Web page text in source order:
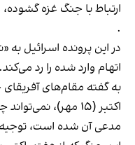
ارتباط با جنگ غزه گشوده، روز
.
در این پرونده اسرائیل
اتهام وارد شده را رد می‌کند.
به گفته مقام‌های
اکتبر (۱۵ مهر)،
مدعی آن شده است،